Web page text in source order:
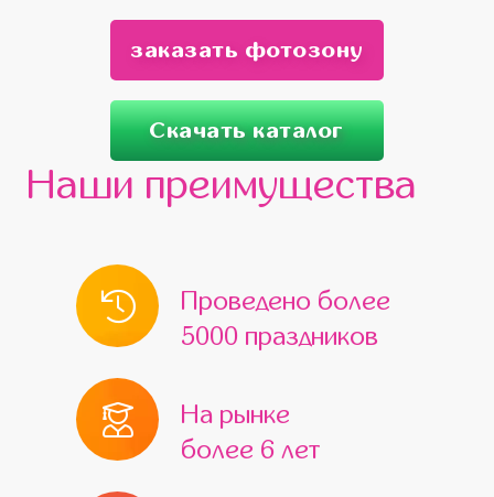
заказать фотозону
Скачать каталог
Наши преимущества
Проведено более
5000 праздников
На рынке
более 6 лет